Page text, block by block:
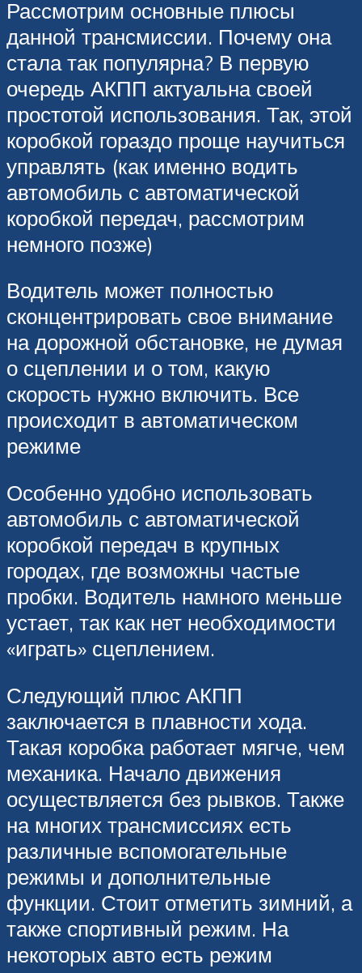
Рассмотрим основные плюсы
данной трансмиссии. Почему она
стала так популярна? В первую
очередь АКПП актуальна своей
простотой использования. Так, этой
коробкой гораздо проще научиться
управлять (как именно водить
автомобиль с автоматической
коробкой передач, рассмотрим
немного позже)
Водитель может полностью
сконцентрировать свое внимание
на дорожной обстановке, не думая
о сцеплении и о том, какую
скорость нужно включить. Все
происходит в автоматическом
режиме
Особенно удобно использовать
автомобиль с автоматической
коробкой передач в крупных
городах, где возможны частые
пробки. Водитель намного меньше
устает, так как нет необходимости
«играть» сцеплением.
Следующий плюс АКПП
заключается в плавности хода.
Такая коробка работает мягче, чем
механика. Начало движения
осуществляется без рывков. Также
на многих трансмиссиях есть
различные вспомогательные
режимы и дополнительные
функции. Стоит отметить зимний, а
также спортивный режим. На
некоторых авто есть режим